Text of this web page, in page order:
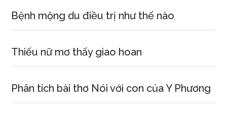
Bệnh mộng du điều trị như thế nào
Thiếu nữ mơ thấy giao hoan
Phân tích bài thơ Nói với con của Y Phương